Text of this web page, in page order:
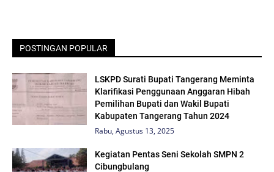
POSTINGAN POPULAR
LSKPD Surati Bupati Tangerang Meminta
Klarifikasi Penggunaan Anggaran Hibah
Pemilihan Bupati dan Wakil Bupati
Kabupaten Tangerang Tahun 2024
Rabu, Agustus 13, 2025
Kegiatan Pentas Seni Sekolah SMPN 2
Cibungbulang